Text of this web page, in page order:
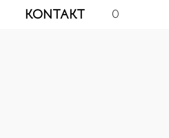
KONTAKT 0